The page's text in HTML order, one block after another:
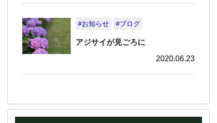
#お知らせ #ブログ
アジサイが見ごろに
2020.06.23